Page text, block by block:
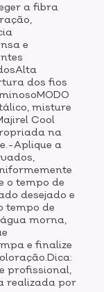
a fibra
e
dos fios
misture
Cool
na
Aplique a
o tempo de
desejado e
tempo de
morna,
e finalize
profissional,
realizada por